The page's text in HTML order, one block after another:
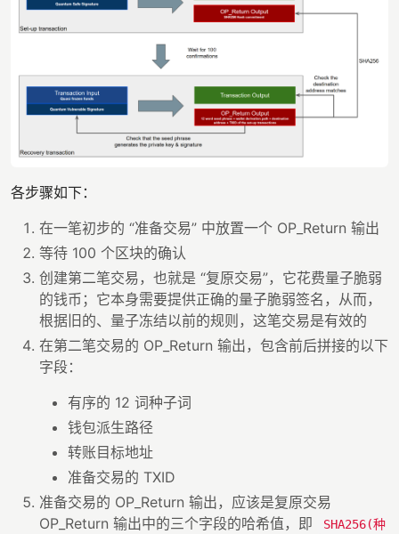
各步骤如下：
在一笔初步的 “准备交易” 中放置一个 OP_Return 输出
等待 100 个区块的确认
创建第二笔交易，也就是 “复原交易”，它花费量子脆弱
的钱币；它本身需要提供正确的量子脆弱签名，从而，
根据旧的、量子冻结以前的规则，这笔交易是有效的
在第二笔交易的 OP_Return 输出，包含前后拼接的以下
字段：
有序的 12 词种子词
钱包派生路径
转账目标地址
准备交易的 TXID
准备交易的 OP_Return 输出，应该是复原交易
OP_Return 输出中的三个字段的哈希值，即
SHA256(种